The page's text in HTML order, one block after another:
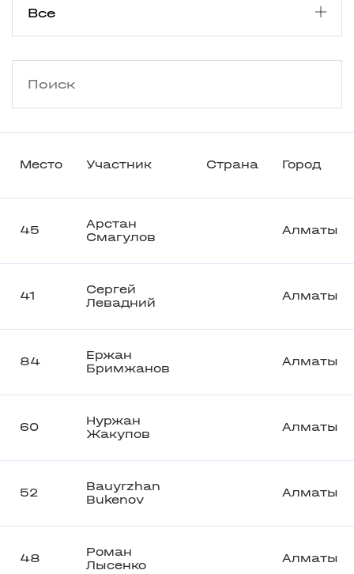
Место Участник Страна Город
45
Арстан
Смагулов
Алматы
41
Сергей
Левадний
Алматы
84
Ержан
Бримжанов
Алматы
60
Нуржан
Жакупов
Алматы
52
Bauyrzhan
Bukenov
Алматы
48
Роман
Лысенко
Алматы